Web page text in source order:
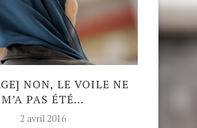
NON, LE VOILE NE
M’A PAS ÉTÉ...
2 avril 2016